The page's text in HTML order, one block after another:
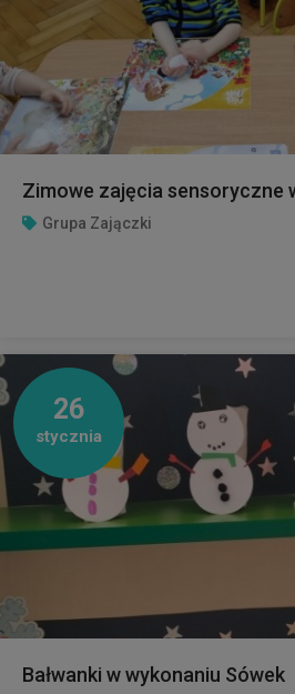
Zimowe zajęcia sensoryczne
Grupa Zajączki
26
stycznia
Bałwanki w wykonaniu Sówek